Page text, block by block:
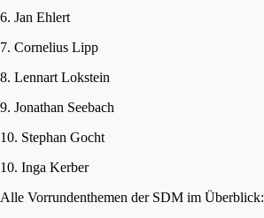
6. Jan Ehlert
7. Cornelius Lipp
8. Lennart Lokstein
9. Jonathan Seebach
10. Stephan Gocht
10. Inga Kerber
Alle Vorrundenthemen der SDM im Überblick: